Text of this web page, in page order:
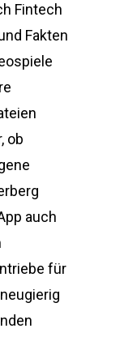
Fintech
Fakten
ob
auch
für